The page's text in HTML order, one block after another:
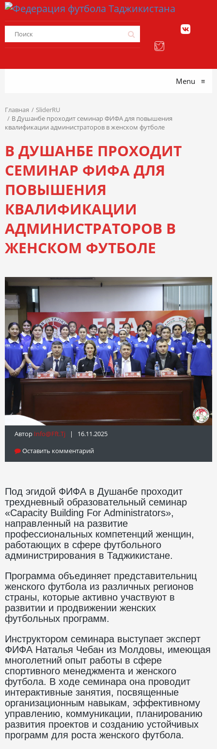
Menu ≡
Главная
SliderRU
В Душанбе проходит семинар ФИФА для повышения
квалификации администраторов в женском футболе
В ДУШАНБЕ ПРОХОДИТ
СЕМИНАР ФИФА ДЛЯ
ПОВЫШЕНИЯ
КВАЛИФИКАЦИИ
АДМИНИСТРАТОРОВ В
ЖЕНСКОМ ФУТБОЛЕ
Автор Info@fft.tj | 16.11.2025
Оставить комментарий
Под эгидой ФИФА в Душанбе проходит
трехдневный образовательный семинар
«Capacity Building For Administrators»,
направленный на развитие
профессиональных компетенций женщин,
работающих в сфере футбольного
администрирования в Таджикистане.
Программа объединяет представительниц
женского футбола из различных регионов
страны, которые активно участвуют в
развитии и продвижении женских
футбольных программ.
Инструктором семинара выступает эксперт
ФИФА Наталья Чебан из Молдовы, имеющая
многолетний опыт работы в сфере
спортивного менеджмента и женского
футбола. В ходе семинара она проводит
интерактивные занятия, посвященные
организационным навыкам, эффективному
управлению, коммуникации, планированию
развития проектов и созданию устойчивых
программ для роста женского футбола.